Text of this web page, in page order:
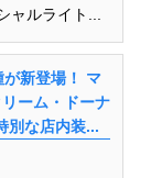
ャルライト...
新登場！ マ
ーム・ドーナ
別な店内装...